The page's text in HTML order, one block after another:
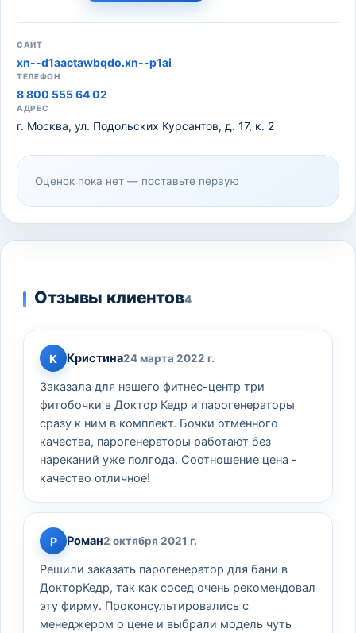
САЙТ
xn--d1aactawbqdo.xn--p1ai
ТЕЛЕФОН
8 800 555 64 02
АДРЕС
г. Москва, ул. Подольских Курсантов, д. 17, к. 2
Оценок пока нет — поставьте первую
Отзывы клиентов4
К Кристина24 марта 2022 г.
Заказала для нашего фитнес-центр три
фитобочки в Доктор Кедр и парогенераторы
сразу к ним в комплект. Бочки отменного
качества, парогенераторы работают без
нареканий уже полгода. Соотношение цена -
качество отличное!
Р Роман2 октября 2021 г.
Решили заказать парогенератор для бани в
ДокторКедр, так как сосед очень рекомендовал
эту фирму. Проконсультировались с
менеджером о цене и выбрали модель чуть